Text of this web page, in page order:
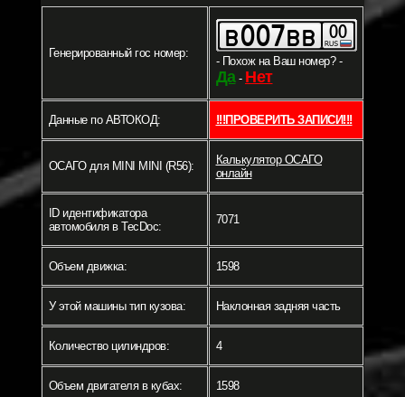
Генерированный гос номер:
- Похож на Ваш номер? -
Да- Нет
Данные по АВТОКОД: !!!ПРОВЕРИТЬ ЗАПИСИ!!!
ОСАГО для MINI MINI (R56):
Калькулятор ОСАГО
онлайн
ID идентификатора
автомобиля в TecDoc:
7071
Объем движка: 1598
У этой машины тип кузова: Наклонная задняя часть
Количество цилиндров: 4
Объем двигателя в кубах: 1598